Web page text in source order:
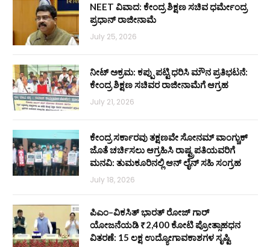
NEET ವಿವಾದ: ಕೇಂದ್ರ ಶಿಕ್ಷಣ ಸಚಿವ ಧರ್ಮೇಂದ್ರ
ಪ್ರಧಾನ್ ರಾಜೀನಾಮೆ
July 25, 2026
ನೀಟ್ ಅಕ್ರಮ: ಕಪ್ಪು ಪಟ್ಟಿ ಧರಿಸಿ ಮೌನ ಪ್ರತಿಭಟನೆ:
ಕೇಂದ್ರ ಶಿಕ್ಷಣ ಸಚಿವರ ರಾಜೀನಾಮೆಗೆ ಆಗ್ರಹ
July 21, 2026
ಕೇಂದ್ರ ಸರ್ಕಾರವು ತಕ್ಷಣವೇ ಸೋನಮ್ ವಾಂಗ್ಚುಕ್
ಜೊತೆ ಚರ್ಚಿಸಲು ಆಗ್ರಹಿಸಿ ರಾಷ್ಟ್ರಪತಿಯವರಿಗೆ
ಮನವಿ: ತುಮಕೂರಿನಲ್ಲಿ ಆನ್‌ ಲೈನ್ ಸಹಿ ಸಂಗ್ರಹ
July 18, 2026
ಪಿಎಂ–ವಿಕಸಿತ್ ಭಾರತ್ ರೋಜ್‌ ಗಾರ್
ಯೋಜನೆಯಡಿ ₹2,400 ಕೋಟಿ ಪ್ರೋತ್ಸಾಹಧನ
ವಿತರಣೆ: 15 ಲಕ್ಷ ಉದ್ಯೋಗಾವಕಾಶಗಳ ಸೃಷ್ಟಿ